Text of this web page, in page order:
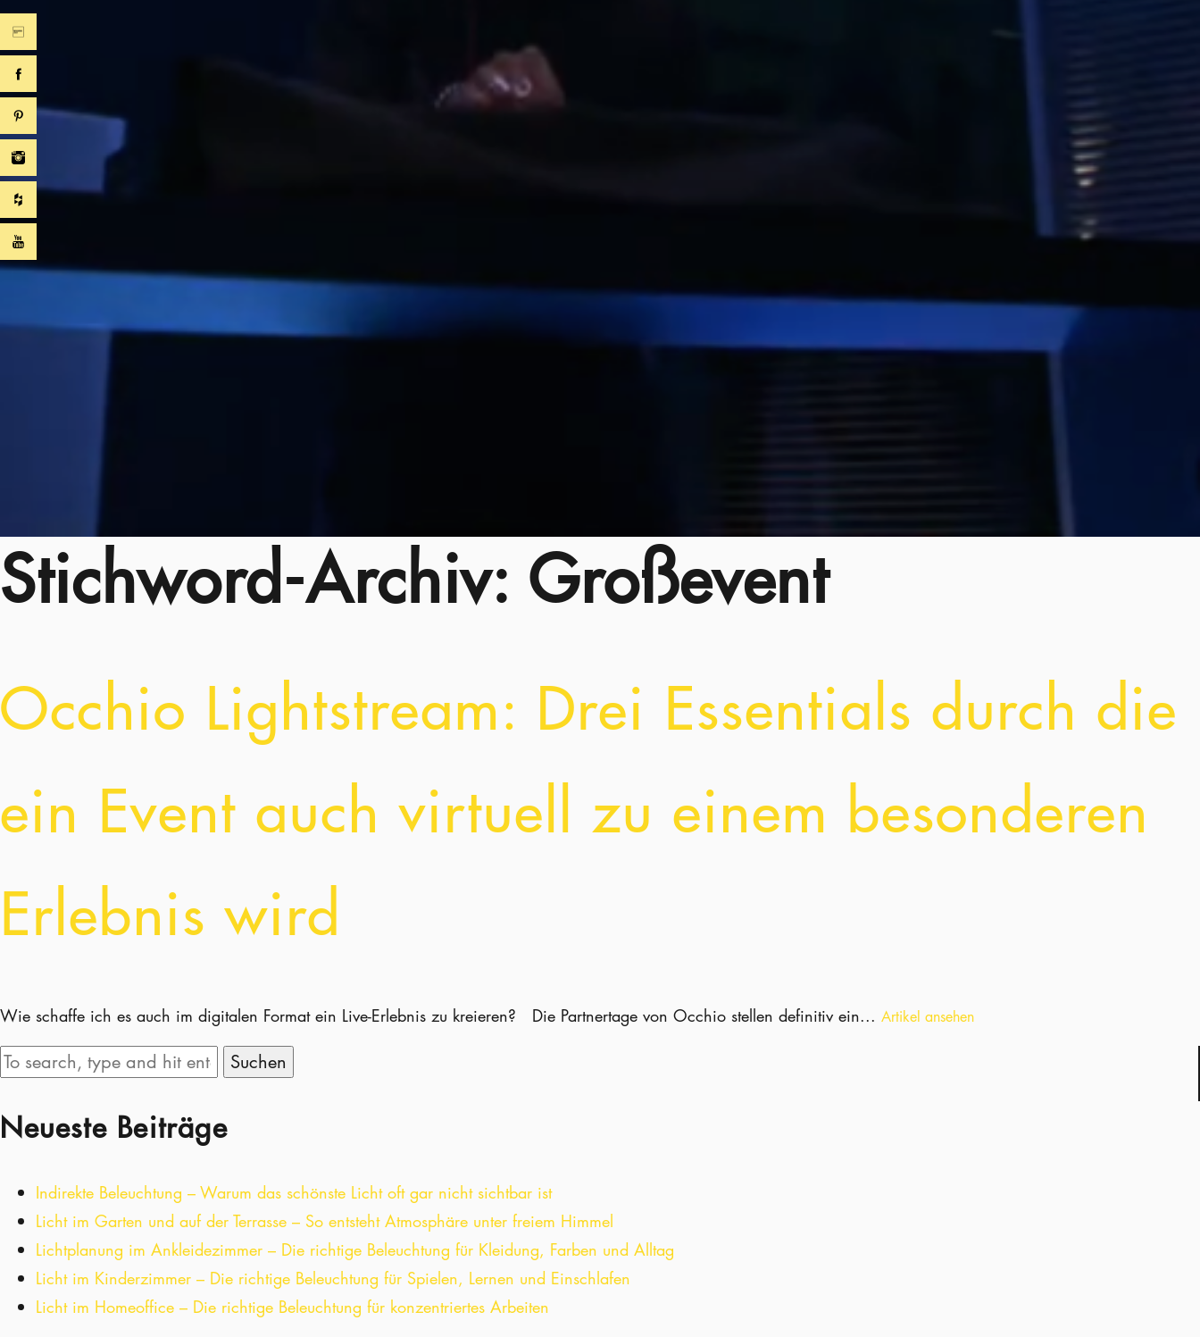
Stichword-Archiv: Großevent
Occhio Lightstream: Drei Essentials durch die
ein Event auch virtuell zu einem besonderen
Erlebnis wird
Wie schaffe ich es auch im digitalen Format ein Live-Erlebnis zu kreieren? Die Partnertage von Occhio stellen definitiv ein... Artikel ansehen
Suchen
Neueste Beiträge
Indirekte Beleuchtung – Warum das schönste Licht oft gar nicht sichtbar ist
Licht im Garten und auf der Terrasse – So entsteht Atmosphäre unter freiem Himmel
Lichtplanung im Ankleidezimmer – Die richtige Beleuchtung für Kleidung, Farben und Alltag
Licht im Kinderzimmer – Die richtige Beleuchtung für Spielen, Lernen und Einschlafen
Licht im Homeoffice – Die richtige Beleuchtung für konzentriertes Arbeiten